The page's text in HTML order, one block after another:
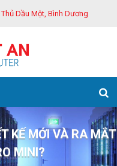
Thủ Dầu Một, Bình Dương
KẾ MỚI VÀ RA MẮT
MINI?